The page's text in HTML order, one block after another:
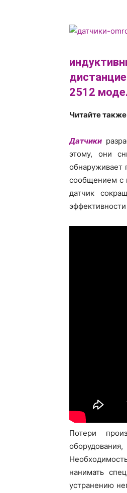
2512
Читайте
Датчики
этому, они
обнаруживает
сообщением с
датчик
Потери
нанимать
устранению